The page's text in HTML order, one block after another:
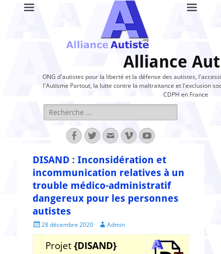
Alliance
ONG d'autistes pour la liberté et la défense des autistes,
l'Autisme Partout, la lutte contre la maltraitance et l'exclusion
CDPH en France
Rechercher :
Facebook
TwitterAdresse
de
contact
VimeoYouTube
DISAND : Inconsidération et
incommunication relatives à un
trouble médico-administratif
dangereux pour les personnes
autistes
Posted28 décembre 2020 Author
Admin
Projet {DISAND}